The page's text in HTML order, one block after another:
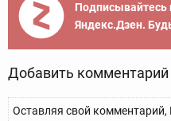
Подписывайтесь
Яндекс.Дзен.
Добавить комментарий
Оставляя свой комментарий,